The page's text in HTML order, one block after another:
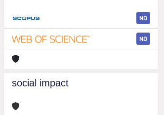
ND
ND
social impact